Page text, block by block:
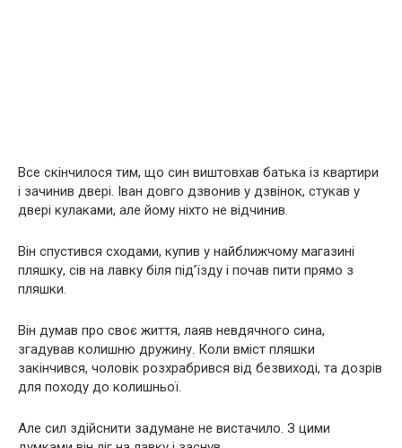
Все скінчилося тим, що син виштовхав батька із квартири
і зачинив двері. Іван довго дзвонив у дзвінок, стукав у
двері кулаками, але йому ніхто не відчинив.
Він спустився сходами, купив у найближчому магазині
пляшку, сів на лавку біля під’їзду і почав пити прямо з
пляшки.
Він думав про своє життя, лаяв невдячного сина,
згадував колишню дружину. Коли вміст пляшки
закінчився, чоловік розхрабрився від безвиході, та дозрів
для походу до колишньої.
Але сил здійснити задумане не вистачило. З цими